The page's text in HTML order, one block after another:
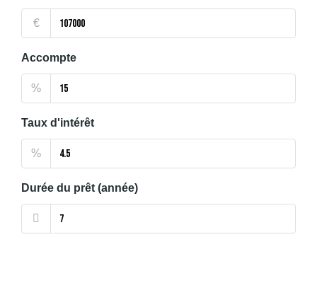
€
Accompte
%
Taux d'intérêt
%
Durée du prêt (année)